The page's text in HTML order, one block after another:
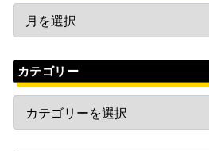
カテゴリー